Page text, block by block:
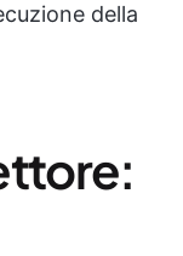
della